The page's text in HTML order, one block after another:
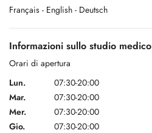
Français - English - Deutsch
Informazioni sullo studio medico
Orari di apertura
Lun.
07:30-20:00
Mar.
07:30-20:00
Mer.
07:30-20:00
Gio.
07:30-20:00